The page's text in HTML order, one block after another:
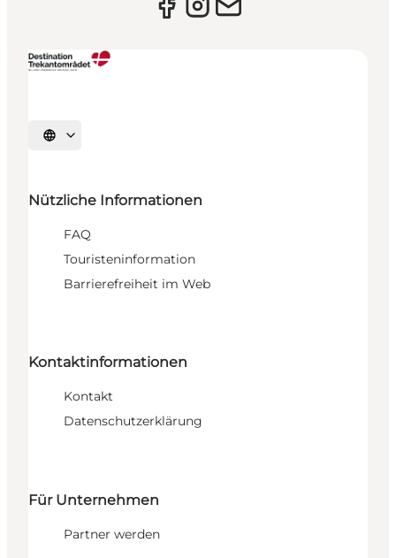
Sprache auswählen
Nützliche Informationen
FAQ
Touristeninformation
Barrierefreiheit im Web
Kontaktinformationen
Kontakt
Datenschutzerklärung
Für Unternehmen
Partner werden